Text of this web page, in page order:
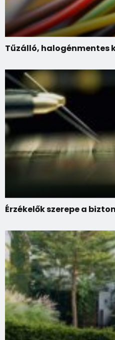
Tűzálló, halogénmentes
Érzékelők szerepe a